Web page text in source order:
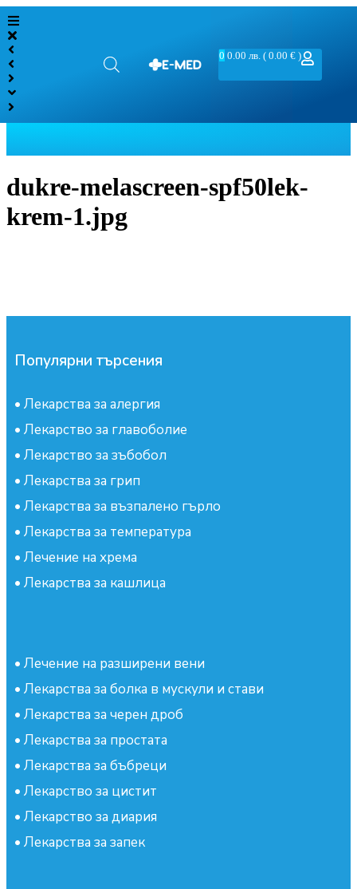
0 0.00лв. ( 0.00 € )
dukre-melascreen-spf50lek-
krem-1.jpg
Популярни търсения
• Лекарства за алергия
• Лекарство за главоболие
• Лекарство за зъбобол
• Лекарства за грип
• Лекарства за възпалено гърло
• Лекарства за температура
• Лечение на хрема
• Лекарства за кашлица
• Лечение на разширени вени
• Лекарства за болка в мускули и стави
• Лекарства за черен дроб
• Лекарства за простата
• Лекарства за бъбреци
• Лекарство за цистит
• Лекарство за диария
• Лекарства за запек